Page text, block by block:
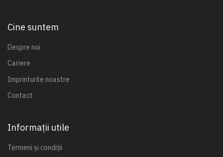
Cine suntem
Despre noi
Cariere
Imprinturile noastre
Contact
Informații utile
Termeni și condiții